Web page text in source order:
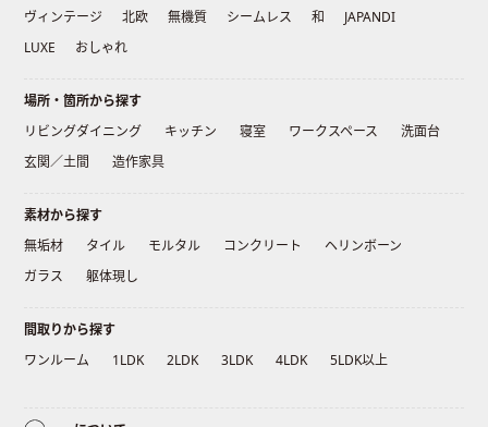
ヴィンテージ
北欧 無機質 シームレス 和
JAPANDI
LUXE
おしゃれ
場所・箇所から探す
リビングダイニング
キッチン 寝室 ワークスペース
洗面台
玄関／土間
造作家具
素材から探す
無垢材
タイル モルタル コンクリート
ヘリンボーン
ガラス
躯体現し
間取りから探す
ワンルーム
1LDK 2LDK 3LDK 4LDK 5LDK以上